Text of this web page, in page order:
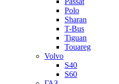
Polo
Sharan
T-Bus
Tiguan
Touareg
Volvo
S40
S60